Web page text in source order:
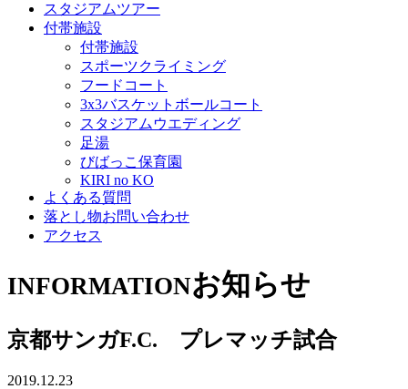
スタジアムツアー
付帯施設
付帯施設
スポーツクライミング
フードコート
3x3バスケットボールコート
スタジアムウエディング
足湯
びばっこ保育園
KIRI no KO
よくある質問
落とし物お問い合わせ
アクセス
INFORMATIONお知らせ
京都サンガF.C. プレマッチ試合
2019.12.23